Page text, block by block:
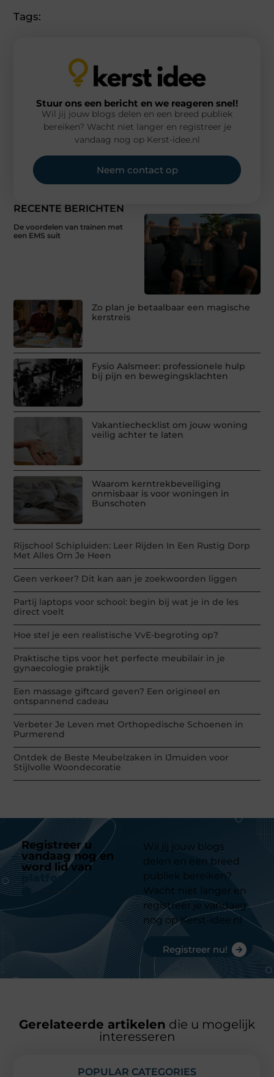
Tags:
RECENTE BERICHTEN
De voordelen van trainen met
een EMS suit
Zo plan je betaalbaar een magische
kerstreis
Fysio Aalsmeer: professionele hulp
bij pijn en bewegingsklachten
Vakantiechecklist om jouw woning
veilig achter te laten
Waarom kerntrekbeveiliging
onmisbaar is voor woningen in
Bunschoten
Rijschool Schipluiden: Leer Rijden In Een Rustig Dorp
Met Alles Om Je Heen
Geen verkeer? Dit kan aan je zoekwoorden liggen
Partij laptops voor school: begin bij wat je in de les
direct voelt
Hoe stel je een realistische VvE-begroting op?
Praktische tips voor het perfecte meubilair in je
gynaecologie praktijk
Een massage giftcard geven? Een origineel en
ontspannend cadeau
Verbeter Je Leven met Orthopedische Schoenen in
Purmerend
Ontdek de Beste Meubelzaken in IJmuiden voor
Stijlvolle Woondecoratie
Stuur ons een bericht en we reageren snel!
Wil jij jouw blogs delen en een breed publiek
bereiken? Wacht niet langer en registreer je
vandaag nog op Kerst-idee.nl
Neem contact op
Registreer u
vandaag nog en
word lid van
platform
Wil jij jouw blogs
delen en een breed
publiek bereiken?
Wacht niet langer en
registreer je vandaag
nog op Kerst-idee.nl
Registreer nu!
Gerelateerde artikelen die u mogelijk
interesseren
POPULAR CATEGORIES